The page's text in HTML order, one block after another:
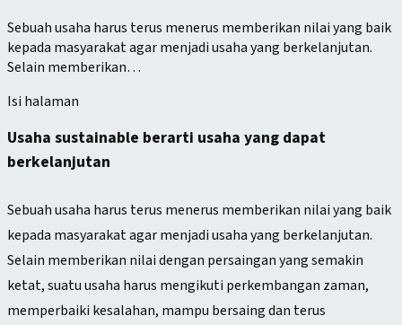
Sebuah usaha harus terus menerus memberikan nilai yang baik
kepada masyarakat agar menjadi usaha yang berkelanjutan.
Selain memberikan…
Isi halaman
Usaha sustainable berarti usaha yang dapat
berkelanjutan
Sebuah usaha harus terus menerus memberikan nilai yang baik
kepada masyarakat agar menjadi usaha yang berkelanjutan.
Selain memberikan nilai dengan persaingan yang semakin
ketat, suatu usaha harus mengikuti perkembangan zaman,
memperbaiki kesalahan, mampu bersaing dan terus